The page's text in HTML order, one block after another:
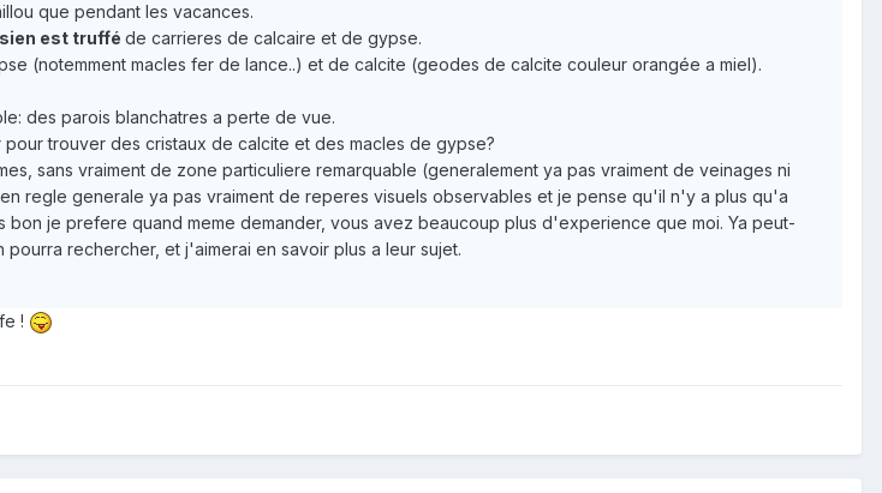
que pendant les vacances.
est truffé de carrieres de calcaire et de gypse.
(notemment macles fer de lance..) et de calcite (geodes de calcite couleur orangée a miel).
des parois blanchatres a perte de vue.
trouver des cristaux de calcite et des macles de gypse?
sans vraiment de zone particuliere remarquable (generalement ya pas vraiment de veinages ni
regle generale ya pas vraiment de reperes visuels observables et je pense qu'il n'y a plus qu'a
bon je prefere quand meme demander, vous avez beaucoup plus d'experience que moi. Ya peut-
rechercher, et j'aimerai en savoir plus a leur sujet.
!